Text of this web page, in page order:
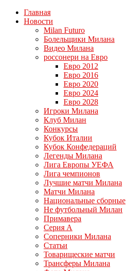
Главная
Новости
Milan Futuro
Болельщики Милана
Видео Милана
россонери на Евро
Евро 2012
Евро 2016
Евро 2020
Евро 2024
Евро 2028
Игроки Милана
Клуб Милан
Конкурсы
Кубок Италии
Кубок Конфедераций
Легенды Милана
Лига Европы УЕФА
Лига чемпионов
Лучшие матчи Милана
Матчи Милана
Национальные сборные
Не футбольный Милан
Примавера
Серия А
Соперники Милана
Статьи
Товарищеские матчи
Трансферы Милана